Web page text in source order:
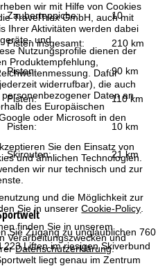
wir mit Hilfe von Cookies
TravelTrex GmbH, auch mit
Ihrer Aktivitäten werden dabei
und
Nutzungsprofile dienen der
Produktempfehlung,
Dafür
widerrufbar), die auch
Daten an
des Europäischen
oder Microsoft in den
Sie den Einsatz von
und ähnlichen Technologien.
wir nur technisch und zur
und die Möglichkeit zur
Sie in unsererCookie-Policy
finden Sie in unserem
Verarbeitungszwecken und
Datenschutzerklärung.
Zauberteppiche: 10
Pisten insgesamt: 210 km
Pisten: 90 km
Pisten: 110 km
Pisten: 10 km
Skirouten: 21 km
Sie Zugang zu unglaublichen 760
Liften im riesigen Skiverbund
liegt genau im Zentrum